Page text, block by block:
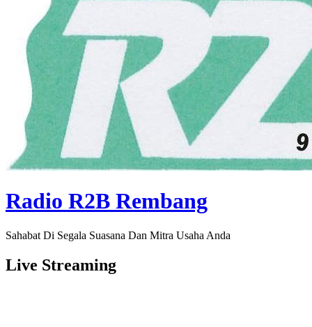
Radio R2B Rembang
Sahabat Di Segala Suasana Dan Mitra Usaha Anda
Live Streaming